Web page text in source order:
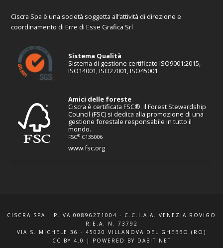
Ciscra Spa è una società soggetta all’attività di direzione e
coordinamento di Erre di Esse Grafica Srl
Sistema Qualità
Sistema di gestione certificato ISO9001:2015,
ISO14001, ISO27001, ISO45001
Amici delle foreste
Ciscra è certificata FSC®. Il Forest Stewardship
Council (FSC) si dedica alla promozione di una
gestione forestale responsabile in tutto il
mondo.
FSC® C135006
www.fsc.org
CISCRA SPA | P.IVA 00896271004 - C.C.I.A.A. VENEZIA ROVIGO
R.E.A. N. 73792
VIA S. MICHELE 36 - 45020 VILLANOVA DEL GHEBBO (RO)
CC BY 4.0
| POWERED BY DABIT.NET